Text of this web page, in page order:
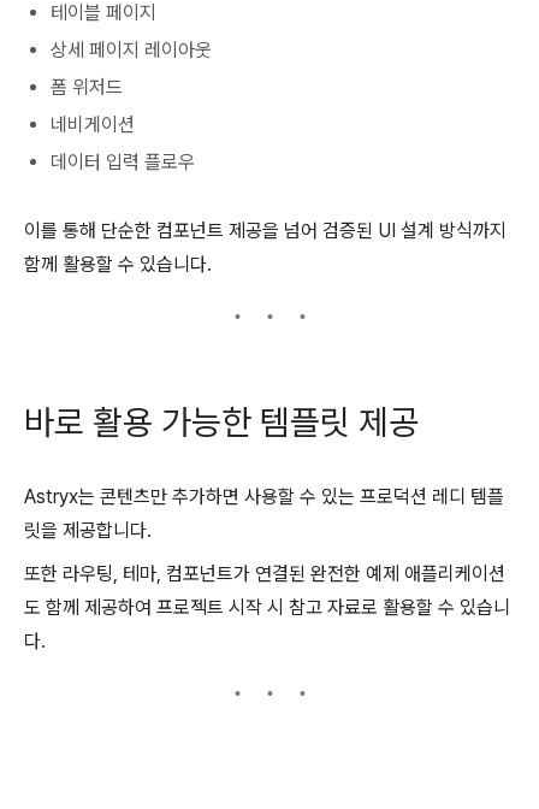
테이블 페이지
상세 페이지 레이아웃
폼 위저드
네비게이션
데이터 입력 플로우
이를 통해 단순한 컴포넌트 제공을 넘어 검증된 UI 설계 방식까지
함께 활용할 수 있습니다.
바로 활용 가능한 템플릿 제공
Astryx는 콘텐츠만 추가하면 사용할 수 있는 프로덕션 레디 템플
릿을 제공합니다.
또한 라우팅, 테마, 컴포넌트가 연결된 완전한 예제 애플리케이션
도 함께 제공하여 프로젝트 시작 시 참고 자료로 활용할 수 있습니
다.